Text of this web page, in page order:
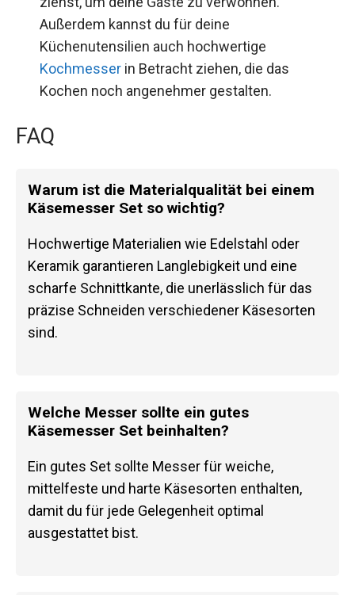
Außerdem kannst du für deine
Küchenutensilien auch hochwertige
Kochmesser in Betracht ziehen, die das
Kochen noch angenehmer gestalten.
FAQ
Warum ist die Materialqualität bei einem
Käsemesser Set so wichtig?
Hochwertige Materialien wie Edelstahl oder
Keramik garantieren Langlebigkeit und eine
scharfe Schnittkante, die unerlässlich für das
präzise Schneiden verschiedener Käsesorten
sind.
Welche Messer sollte ein gutes
Käsemesser Set beinhalten?
Ein gutes Set sollte Messer für weiche,
mittelfeste und harte Käsesorten enthalten,
damit du für jede Gelegenheit optimal
ausgestattet bist.